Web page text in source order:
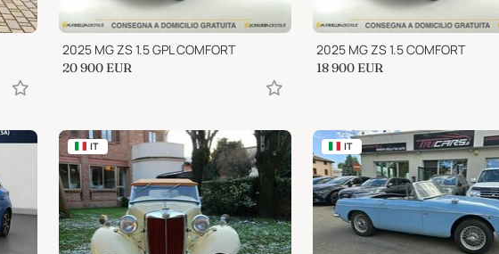
2025 MG ZS 1.5 GPL COMFORT
20 900 EUR
2025 MG ZS 1.5 COMFORT
18 900 EUR
IT IT